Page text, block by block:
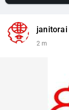
janitorai
2 m